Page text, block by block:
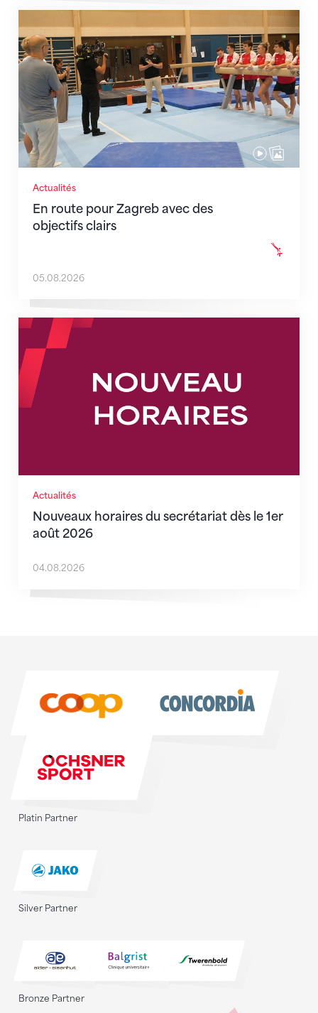
Actualités
En route pour Zagreb avec des
objectifs clairs
En route pour Zagreb avec des objectifs clairs
05.08.2026
Actualités
Nouveaux horaires du secrétariat dès le 1er
août 2026
Nouveaux horaires du secrétariat dès le 1er août
04.08.2026
Platin Partner
Silver Partner
Bronze Partner